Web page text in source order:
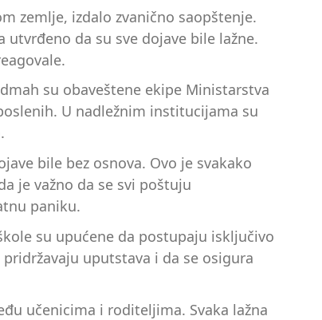
zemlje, izdalo zvanično saopštenje.
da su sve dojave bile lažne.
su obaveštene ekipe Ministarstva
U nadležnim institucijama su
bile bez osnova. Ovo je svakako
je važno da se svi poštuju
paniku.
su upućene da postupaju isključivo
uputstava i da se osigura
učenicima i roditeljima. Svaka lažna